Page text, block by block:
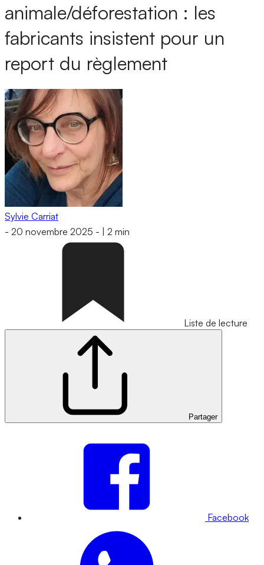
animale/déforestation : les
fabricants insistent pour un
report du règlement
Sylvie Carriat
- 20 novembre 2025 - 2 min
Liste de lecture
Partager
Facebook